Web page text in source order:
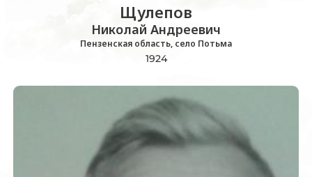
Щулепов
Николай Андреевич
Пензенская область, село Потьма
1924